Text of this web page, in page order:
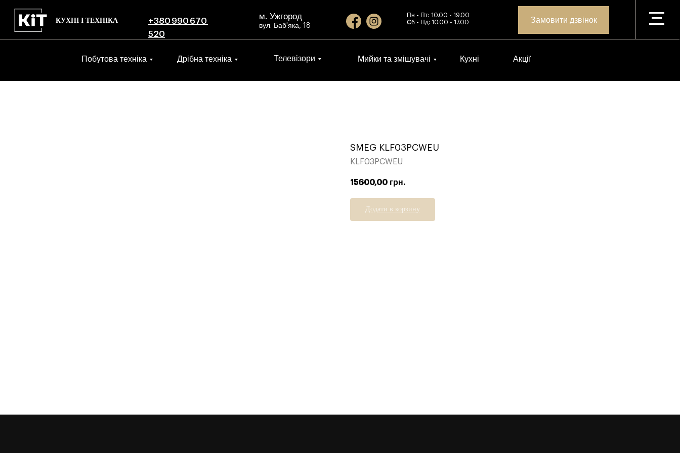
Дрібна техніка Акції
Мийки та змішувачі
Побутова техніка Кухні
Пн - Пт: 10.00 - 19.00
Cб - Нд: 10.00 - 17.00
+380 990 670
520
КУХНІ І ТЕХНІКА
вул. Баб'яка, 18
м. Ужгород Замовити дзвінок
Телевізори
SMEG KLF03PCWEU
KLF03PCWEU
15600,00 грн.
Додати в корзину